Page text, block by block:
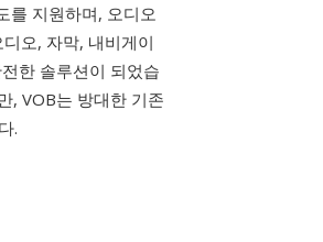
를 지원하며, 오디오
오, 자막, 내비게이
한 솔루션이 되었습
, VOB는 방대한 기존
.